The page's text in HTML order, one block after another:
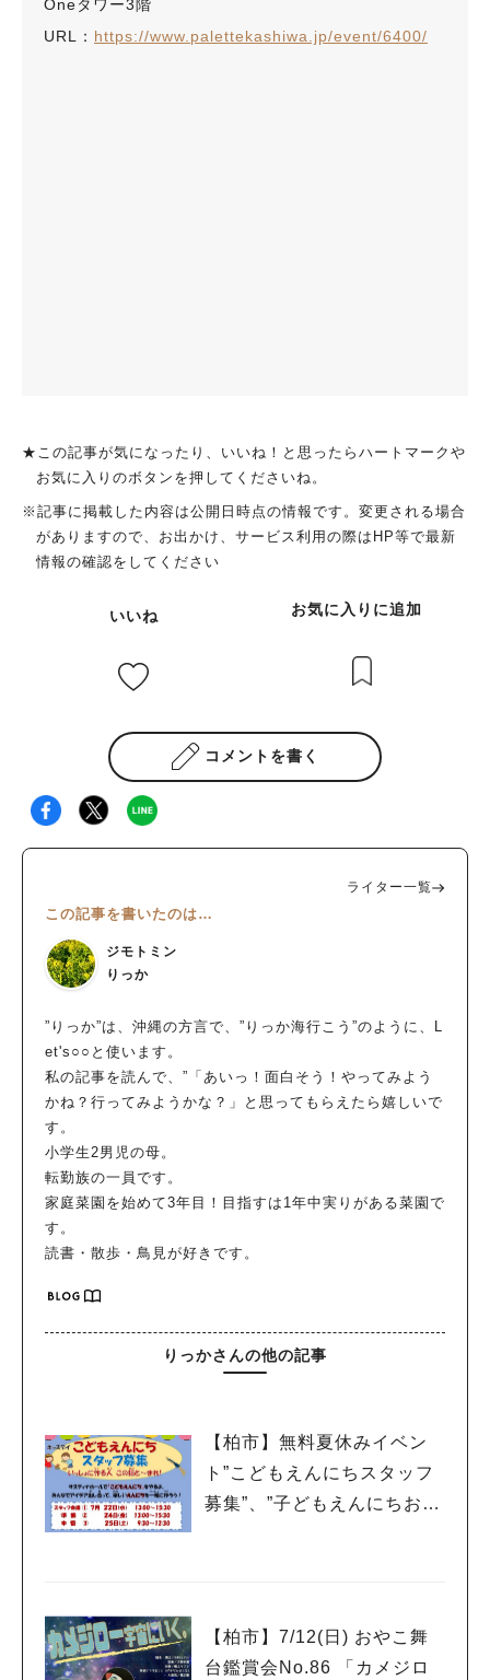
Oneタワー3階
URL： https://www.palettekashiwa.jp/event/6400/
★この記事が気になったり、いいね！と思ったらハートマークや
お気に入りのボタンを押してくださいね。
※記事に掲載した内容は公開日時点の情報です。変更される場合
がありますので、お出かけ、サービス利用の際はHP等で最新
情報の確認をしてください
いいね お気に入りに追加
コメントを書く
ライター一覧
この記事を書いたのは…
ジモトミン
りっか
”りっか”は、沖縄の方言で、”りっか海行こう”のように、L
et's○○と使います。
私の記事を読んで、”「あいっ！面白そう！やってみよう
かね？行ってみようかな？」と思ってもらえたら嬉しいで
す。
小学生2男児の母。
転勤族の一員です。
家庭菜園を始めて3年目！目指すは1年中実りがある菜園で
す。
読書・散歩・鳥見が好きです。
りっかさんの他の記事
【柏市】無料夏休みイベン
ト”こどもえんにちスタッフ
募集”、”子どもえんにちお客
【柏市】7/12(日) おやこ舞
台鑑賞会No.86 「カメジロ